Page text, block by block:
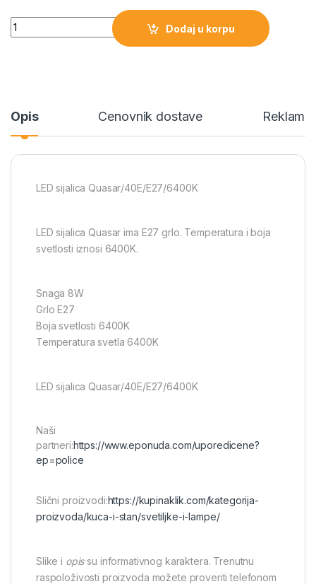
LED sijalica Quasar/40E/E27/6400K količina
Dodaj u korpu
Opis Cenovnik dostave
LED sijalica Quasar/40E/E27/6400K
LED sijalica Quasar ima E27 grlo. Temperatura i boja
svetlosti iznosi 6400K.
Snaga 8W
Grlo E27
Boja svetlosti 6400K
Temperatura svetla 6400K
LED sijalica Quasar/40E/E27/6400K
Naši
partneri:https://www.eponuda.com/uporedicene?
ep=police
Slični proizvodi:https://kupinaklik.com/kategorija-
proizvoda/kuca-i-stan/svetiljke-i-lampe/
Slike i opissu informativnog karaktera. Trenutnu
raspoloživosti proizvoda možete proveriti telefonom